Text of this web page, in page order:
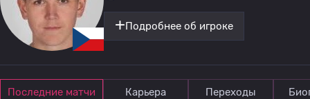
Подробнее об игроке
Последние матчи Карьера Переходы